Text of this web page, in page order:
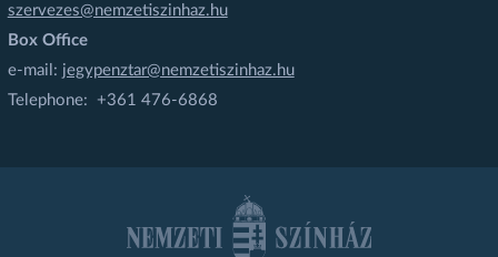
szervezes@nemzetiszinhaz.hu
Box Office
e-mail: jegypenztar@nemzetiszinhaz.hu
Telephone: +361 476-6868